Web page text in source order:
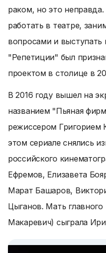
раком, но это
работать в театре,
вопросами и выступать
"Репетиции" был
проектом в столице в
В 2016 году вышел на
названием "Пьяная
режиссером Григорием
этом сериале снялись
российского
Ефремов, Елизавета
Марат Башаров,
Цыганов. Мать
Макаревич) сыграла